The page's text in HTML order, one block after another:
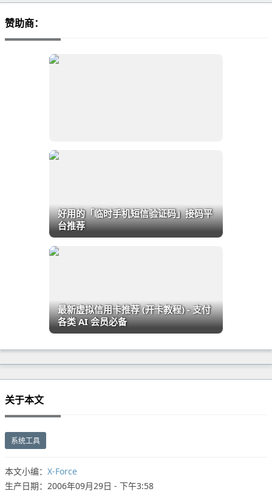
赞助商：
好用的「临时手机短信验证码」接码平
台推荐
最新虚拟信用卡推荐 (开卡教程) - 支付
各类 AI 会员必备
关于本文
系统工具
本文小编： X-Force
生产日期：2006年09月29日 - 下午3:58